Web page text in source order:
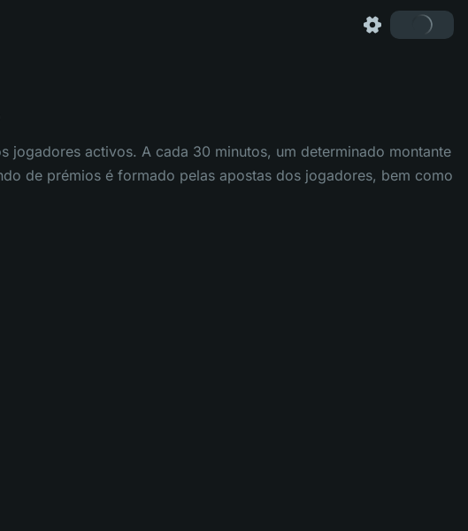
jogadores activos. A cada 30 minutos, um determinado montante
de prémios é formado pelas apostas dos jogadores, bem como